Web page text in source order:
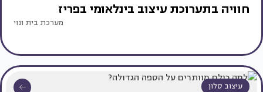
חוויה בתערוכת עיצוב בינלאומי בפריז
מערכת בית ונוי
עיצוב סלון